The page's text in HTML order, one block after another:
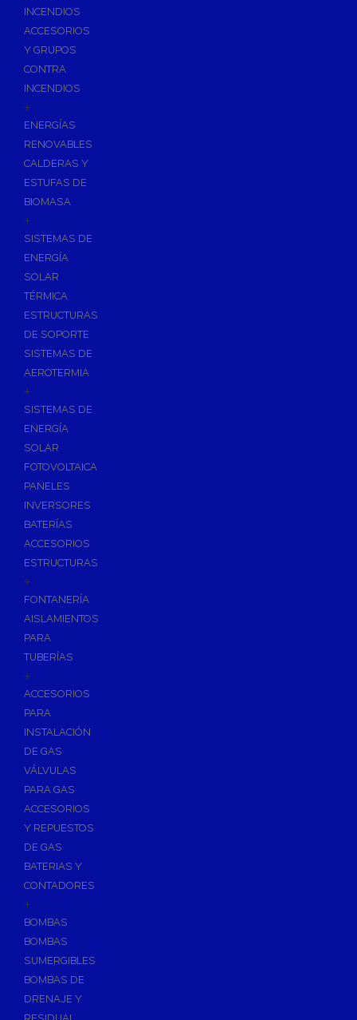
INCENDIOS
ACCESORIOS
Y GRUPOS
CONTRA
INCENDIOS
+
ENERGÍAS
RENOVABLES
CALDERAS Y
ESTUFAS DE
BIOMASA
+
SISTEMAS DE
ENERGÍA
SOLAR
TÉRMICA
ESTRUCTURAS
DE SOPORTE
SISTEMAS DE
AEROTERMIA
+
SISTEMAS DE
ENERGÍA
SOLAR
FOTOVOLTAICA
PANELES
INVERSORES
BATERÍAS
ACCESORIOS
ESTRUCTURAS
+
FONTANERÍA
AISLAMIENTOS
PARA
TUBERÍAS
+
ACCESORIOS
PARA
INSTALACIÓN
DE GAS
VÁLVULAS
PARA GAS
ACCESORIOS
Y REPUESTOS
DE GAS
BATERIAS Y
CONTADORES
+
BOMBAS
BOMBAS
SUMERGIBLES
BOMBAS DE
DRENAJE Y